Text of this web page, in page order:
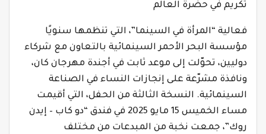
تكريم في حضرة العالم
فعالية “المرأة في السينما”، التي تنظمها سنويًا
مؤسسة البحر الأحمر السينمائية بالتعاون مع شركاء
دوليين، تحوّلت إلى موعد ثابت في أجندة مهرجان كان،
ونافذة مشرّعة على إنجازات النساء في الصناعة
السينمائية. النسخة الثالثة من الحفل، التي أقيمت
مساء الخميس 15 مايو 2025 في فندق “دو كاب – إيدن
روك”، جمعت نخبة من المبدعات من مختلف